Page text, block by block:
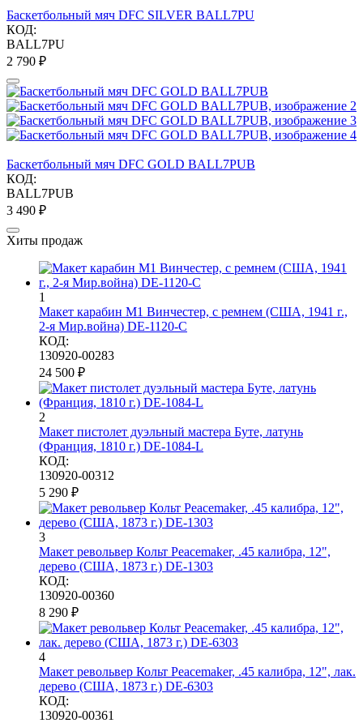
Баскетбольный мяч DFC SILVER BALL7PU
КОД:
BALL7PU
2 790 ₽
Баскетбольный мяч DFC GOLD BALL7PUB
КОД:
BALL7PUB
3 490 ₽
Хиты продаж
1
Макет карабин М1 Винчестер, с ремнем (США, 1941 г.,
2-я Мир.война) DE-1120-C
КОД:
130920-00283
24 500 ₽
2
Макет пистолет дуэльный мастера Буте, латунь
(Франция, 1810 г.) DE-1084-L
КОД:
130920-00312
5 290 ₽
3
Макет револьвер Кольт Peacemaker, .45 калибра, 12",
дерево (США, 1873 г.) DE-1303
КОД:
130920-00360
8 290 ₽
4
Макет револьвер Кольт Peacemaker, .45 калибра, 12", лак.
дерево (США, 1873 г.) DE-6303
КОД:
130920-00361